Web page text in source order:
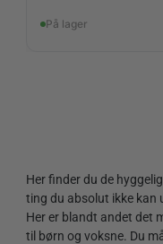
På lager
Her finder du de
ting du absolut ikke kan
Her er blandt andet det
til børn og voksne. Du